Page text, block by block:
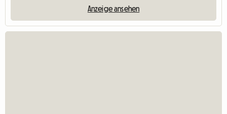
Anzeige ansehen